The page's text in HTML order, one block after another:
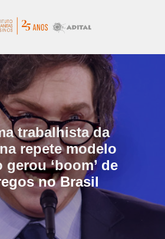
trabalhista da
repete modelo
gerou ‘boom’ de
no Brasil